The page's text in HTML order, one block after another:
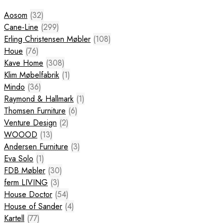
Aosom (32)
Cane-Line (299)
Erling Christensen Møbler (108)
Houe (76)
Kave Home (308)
Klim Møbelfabrik (1)
Mindo (36)
Raymond & Hallmark (1)
Thomsen Furniture (6)
Venture Design (2)
WOOOD (13)
Andersen Furniture (3)
Eva Solo (1)
FDB Møbler (30)
ferm LIVING (3)
House Doctor (54)
House of Sander (4)
Kartell (77)